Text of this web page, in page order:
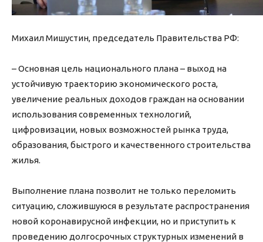
Михаил Мишустин, председатель Правительства РФ:
– Основная цель национального плана – выход на
устойчивую траекторию экономического роста,
увеличение реальных доходов граждан на основании
использования современных технологий,
цифровизации, новых возможностей рынка труда,
образования, быстрого и качественного строительства
жилья.
Выполнение плана позволит не только переломить
ситуацию, сложившуюся в результате распространения
новой коронавирусной инфекции, но и приступить к
проведению долгосрочных структурных изменений в